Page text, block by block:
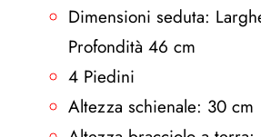
Dimensioni seduta:
Profondità 46 cm
4 Piedini
Altezza schienale: 30 cm